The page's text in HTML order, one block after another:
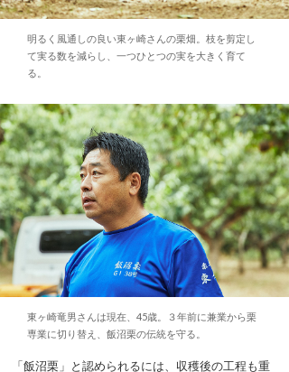
明るく風通しの良い東ヶ崎さんの栗畑。枝を剪定し
て実る数を減らし、一つひとつの実を大きく育て
る。
東ヶ崎竜男さんは現在、45歳。３年前に兼業から栗
専業に切り替え、飯沼栗の伝統を守る。
「飯沼栗」と認められるには、収穫後の工程も重